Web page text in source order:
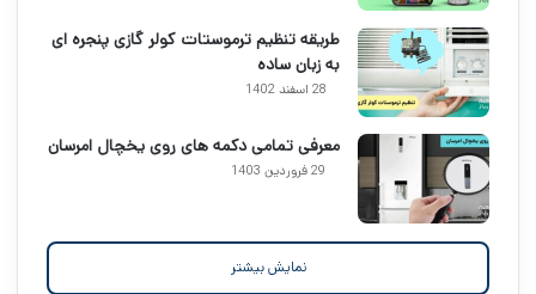
طریقه تنظیم ترموستات کولر گازی پنجره ای
به زبان ساده
28 اسفند 1402
معرفی تمامی دکمه های روی یخچال امرسان
29 فروردین 1403
نمایش بیشتر